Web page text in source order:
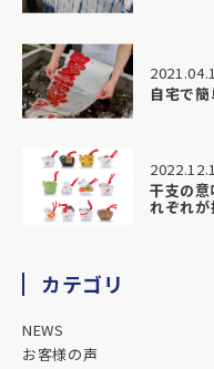
丁寧且つ親切にご対応く
ありがとうございました。
2026.03.24
和食おばんざい屋さんの
対応も丁寧で商品もとっ
★★★★★
2026.01.05
とても親切で分かりやす
自宅で
干支の
れぞれ
カテゴリ
NEWS
お客様の声